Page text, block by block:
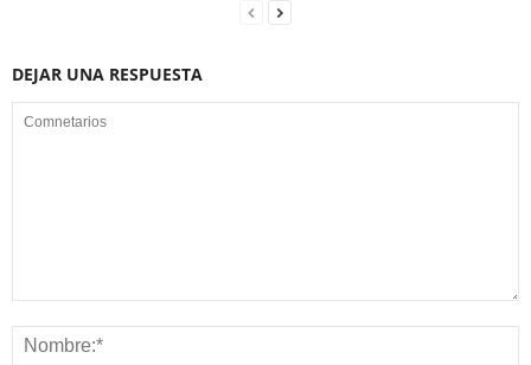
DEJAR UNA RESPUESTA